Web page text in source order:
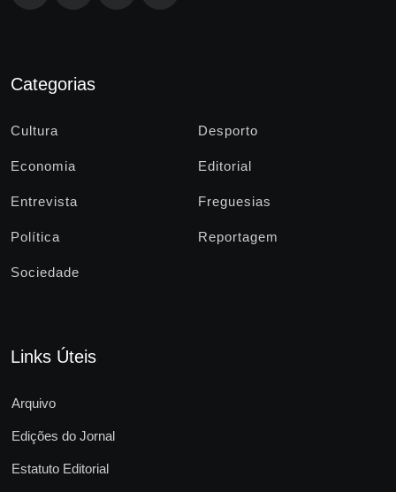
Categorias
Cultura Desporto
Economia Editorial
Entrevista Freguesias
Política Reportagem
Sociedade
Links Úteis
Arquivo
Edições do Jornal
Estatuto Editorial